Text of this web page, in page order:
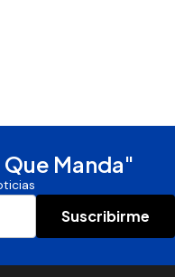
Manda"
Suscribirme